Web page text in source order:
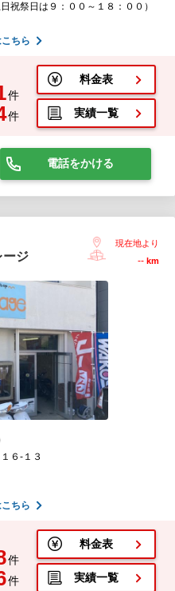
祝祭日は９：００～１８：００）
ちら
件
件
料金表
実績一覧
電話をかける
ジ
現在地より
-- km
６-１３
ちら
件
件
料金表
実績一覧